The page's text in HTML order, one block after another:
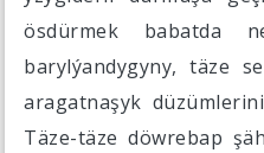
ösdürmek babatda
barylýandygyny, täze
aragatnaşyk
Täze-täze döwrebap